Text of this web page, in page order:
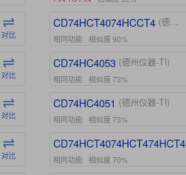
对比
对比
对比
对比
CD74HCT4074HCCT4 (德州仪器-TI)
相同功能 相似度 90%
CD74HC4053 (德州仪器-TI)
相同功能 相似度 73%
CD74HC4051 (德州仪器-TI)
相同功能 相似度 73%
CD74HCT4074HCT474HCT4
相同功能 相似度 70%